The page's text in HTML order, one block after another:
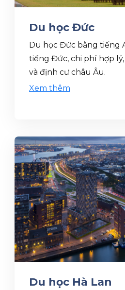
Du học Đức
Du học Đức bằng tiếng
tiếng Đức, chi phí hợp
và định cư châu Âu.
Xem thêm
Du học Hà Lan